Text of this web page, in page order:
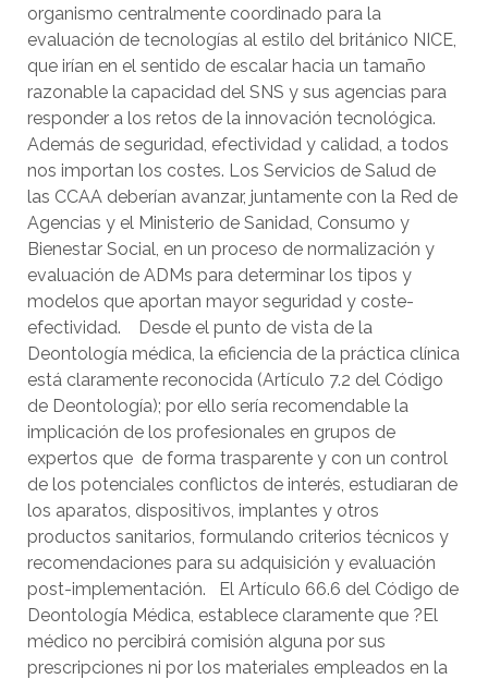
organismo centralmente coordinado para la
evaluación de tecnologías al estilo del británico NICE,
que irían en el sentido de escalar hacia un tamaño
razonable la capacidad del SNS y sus agencias para
responder a los retos de la innovación tecnológica.
Además de seguridad, efectividad y calidad, a todos
nos importan los costes. Los Servicios de Salud de
las CCAA deberían avanzar, juntamente con la Red de
Agencias y el Ministerio de Sanidad, Consumo y
Bienestar Social, en un proceso de normalización y
evaluación de ADMs para determinar los tipos y
modelos que aportan mayor seguridad y coste-
efectividad. Desde el punto de vista de la
Deontología médica, la eficiencia de la práctica clínica
está claramente reconocida (Artículo 7.2 del Código
de Deontología); por ello sería recomendable la
implicación de los profesionales en grupos de
expertos que de forma trasparente y con un control
de los potenciales conflictos de interés, estudiaran de
los aparatos, dispositivos, implantes y otros
productos sanitarios, formulando criterios técnicos y
recomendaciones para su adquisición y evaluación
post-implementación. El Artículo 66.6 del Código de
Deontología Médica, establece claramente que ?El
médico no percibirá comisión alguna por sus
prescripciones ni por los materiales empleados en la